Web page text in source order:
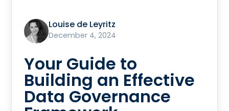
Louise de Leyritz
December 4, 2024
Your Guide to
Building an Effective
Data Governance